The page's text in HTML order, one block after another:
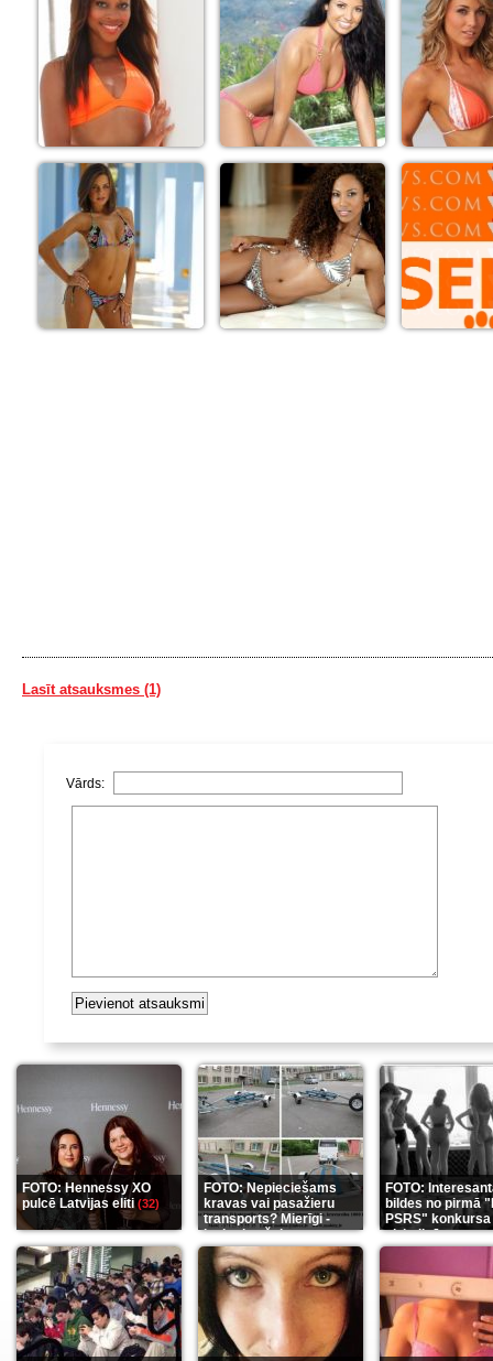
Lasīt atsauksmes (1)
Vārds:
FOTO: Hennessy XO
pulcē Latvijas eliti(32)
FOTO: Nepieciešams
kravas vai pasažieru
transports? Mierīgi -
ieskaties šeit(35)
FOTO:
bildes no pirmā
PSRS" konkursa
aizkulisēm(12)